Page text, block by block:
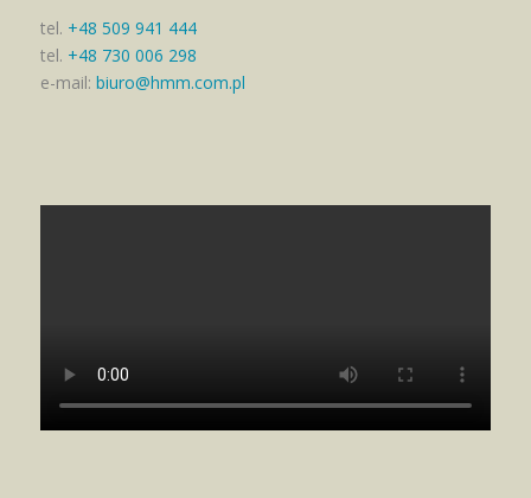
tel. +48 509 941 444
tel. +48 730 006 298
e-mail: biuro@hmm.com.pl